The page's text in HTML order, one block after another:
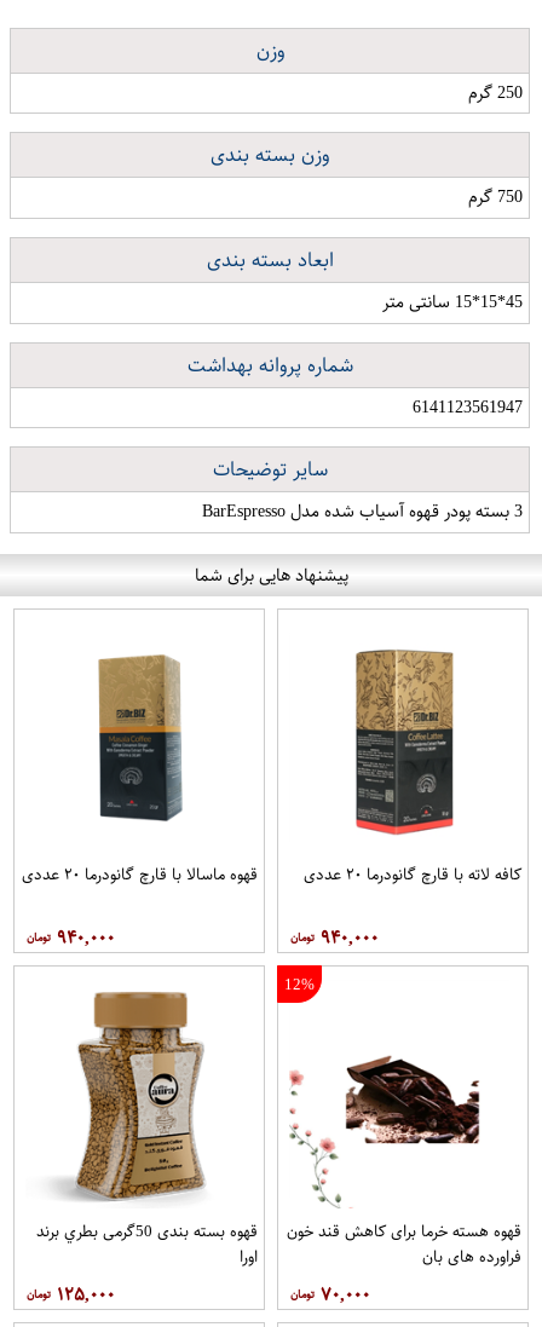
وزن
250 گرم
وزن بسته بندی
750 گرم
ابعاد بسته بندی
45*15*15 سانتی متر
شماره پروانه بهداشت
6141123561947
سایر توضیحات
3 بسته پودر قهوه آسیاب شده مدل BarEspresso
پیشنهاد هایی برای شما
کافه لاته با قارچ گانودرما ۲۰ عددی
۹۴۰,۰۰۰
قهوه ماسالا با قارچ گانودرما ۲۰ عددی
۹۴۰,۰۰۰
12%
قهوه هسته خرما برای کاهش قند خون
فراورده های بان
۷۰,۰۰۰
قهوه بسته بندی 50گرمی بطري برند
اورا
۱۲۵,۰۰۰